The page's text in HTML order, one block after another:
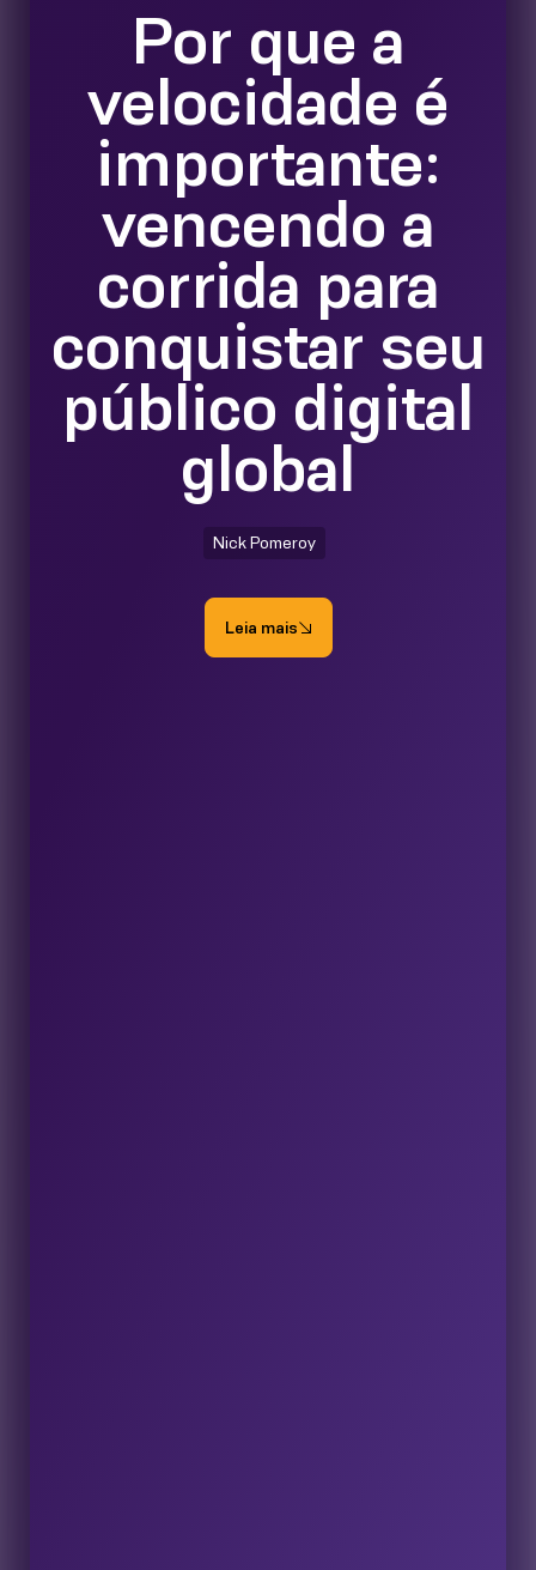
Por que a
velocidade é
importante:
vencendo a
corrida para
conquistar seu
público digital
global
Nick Pomeroy
Leia mais